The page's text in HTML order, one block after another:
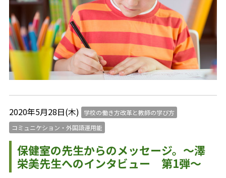
2020年5月28日(木)
学校の働き方改革と教師の学び方
コミュニケション・外国語運用能
保健室の先生からのメッセージ。～澤
栄美先生へのインタビュー 第1弾～